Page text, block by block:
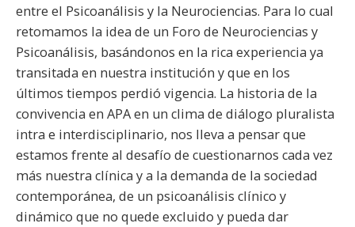
entre el Psicoanálisis y la Neurociencias. Para lo cual
retomamos la idea de un Foro de Neurociencias y
Psicoanálisis, basándonos en la rica experiencia ya
transitada en nuestra institución y que en los
últimos tiempos perdió vigencia. La historia de la
convivencia en APA en un clima de diálogo pluralista
intra e interdisciplinario, nos lleva a pensar que
estamos frente al desafío de cuestionarnos cada vez
más nuestra clínica y a la demanda de la sociedad
contemporánea, de un psicoanálisis clínico y
dinámico que no quede excluido y pueda dar